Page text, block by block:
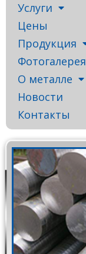
Услуги
Цены
Продукция
Фотогалерея
О металле
Новости
Контакты